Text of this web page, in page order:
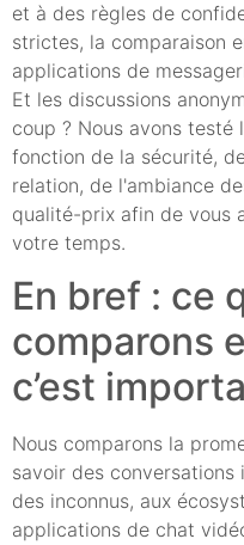
et à des règles de
strictes, la comparaison
applications de
Et les discussions
coup ? Nous avons
fonction de la sécurité,
relation, de l'ambiance
qualité-prix afin de vous
votre temps.
En bref : ce
comparons
c’est
Nous comparons la
savoir des conversations
des inconnus, aux
applications de chat